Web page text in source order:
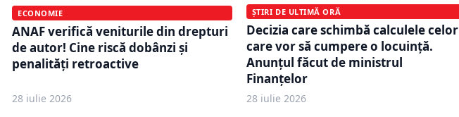
ECONOMIE
ANAF verifică veniturile din drepturi
de autor! Cine riscă dobânzi și
penalități retroactive
28 iulie 2026
ȘTIRI DE ULTIMĂ ORĂ
Decizia care schimbă calculele celor
care vor să cumpere o locuință.
Anunțul făcut de ministrul
Finanțelor
28 iulie 2026